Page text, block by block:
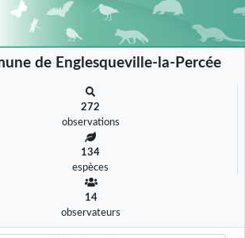
de Englesqueville-la-Percée
272
observations
134
espèces
14
observateurs